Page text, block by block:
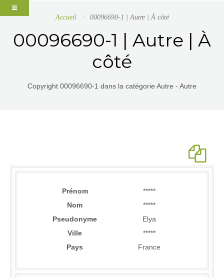
Accueil 00096690-1 | Autre | À côté
00096690-1 | Autre | À
côté
Copyright 00096690-1 dans la catégorie Autre - Autre
Prénom
*****
Nom
*****
Pseudonyme
Elya
Ville
*****
Pays
France